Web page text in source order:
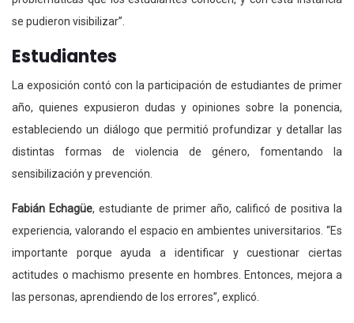
se pudieron visibilizar”.
Estudiantes
La exposición contó con la participación de estudiantes de primer
año, quienes expusieron dudas y opiniones sobre la ponencia,
estableciendo un diálogo que permitió profundizar y detallar las
distintas formas de violencia de género, fomentando la
sensibilización y prevención.
Fabián Echagüe, estudiante de primer año, calificó de positiva la
experiencia, valorando el espacio en ambientes universitarios. “Es
importante porque ayuda a identificar y cuestionar ciertas
actitudes o machismo presente en hombres. Entonces, mejora a
las personas, aprendiendo de los errores”, explicó.